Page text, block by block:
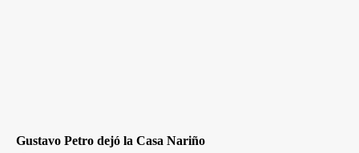
Gustavo Petro dejó la Casa Nariño